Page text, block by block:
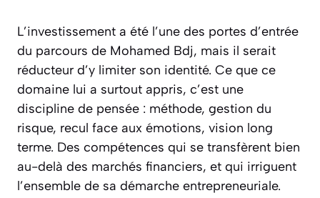
L’investissement a été l’une des portes d’entrée
du parcours de Mohamed Bdj, mais il serait
réducteur d’y limiter son identité. Ce que ce
domaine lui a surtout appris, c’est une
discipline de pensée : méthode, gestion du
risque, recul face aux émotions, vision long
terme. Des compétences qui se transfèrent bien
au-delà des marchés financiers, et qui irriguent
l’ensemble de sa démarche entrepreneuriale.